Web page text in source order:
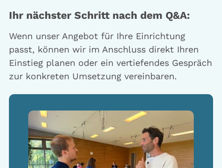
Ihr nächster Schritt nach dem Q&A:
Wenn unser Angebot für Ihre Einrichtung
passt, können wir im Anschluss direkt Ihren
Einstieg planen oder ein vertiefendes Gespräch
zur konkreten Umsetzung vereinbaren.